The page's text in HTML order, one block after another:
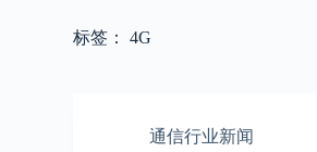
标签： 4G
通信行业新闻